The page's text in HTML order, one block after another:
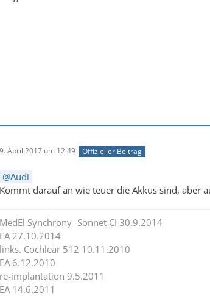
9. April 2017 um 12:49 Offizieller Beitrag
Audi
Kommt darauf an wie teuer die Akkus sind, aber
MedEl Synchrony -Sonnet CI 30.9.2014
EA 27.10.2014
links. Cochlear 512 10.11.2010
EA 6.12.2010
re-implantation 9.5.2011
EA 14.6.2011